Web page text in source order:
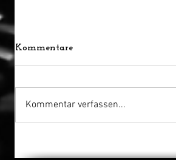
Zurich Film Festival zeichnet
Kommentare
Kommentar verfassen...